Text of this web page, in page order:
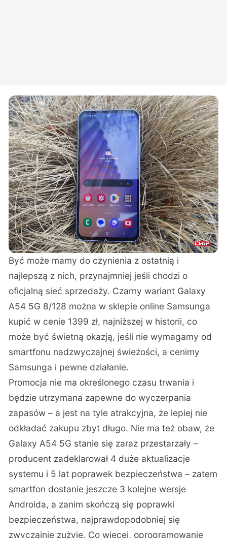
Być może mamy do czynienia z ostatnią i
najlepszą z nich, przynajmniej jeśli chodzi o
oficjalną sieć sprzedaży. Czarny wariant Galaxy
A54 5G 8/128 można w sklepie online Samsunga
kupić w cenie 1399 zł, najniższej w historii, co
może być świetną okazją, jeśli nie wymagamy od
smartfonu nadzwyczajnej świeżości, a cenimy
Samsunga i pewne działanie.
Promocja nie ma określonego czasu trwania i
będzie utrzymana zapewne do wyczerpania
zapasów – a jest na tyle atrakcyjna, że lepiej nie
odkładać zakupu zbyt długo. Nie ma też obaw, że
Galaxy A54 5G stanie się zaraz przestarzały –
producent zadeklarował 4 duże aktualizacje
systemu i 5 lat poprawek bezpieczeństwa – zatem
smartfon dostanie jeszcze 3 kolejne wersje
Androida, a zanim skończą się poprawki
bezpieczeństwa, najprawdopodobniej się
zwyczajnie zużyje. Co więcej, oprogramowanie